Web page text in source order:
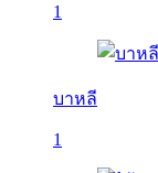
1
บาหลี
1